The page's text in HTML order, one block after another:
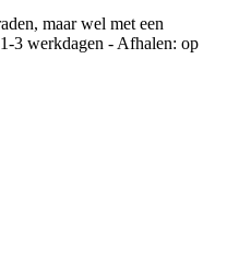
maar wel met een
3 werkdagen - Afhalen: op